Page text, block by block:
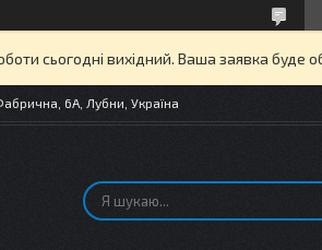
сьогодні вихідний. Ваша заявка
6А, Лубни, Україна